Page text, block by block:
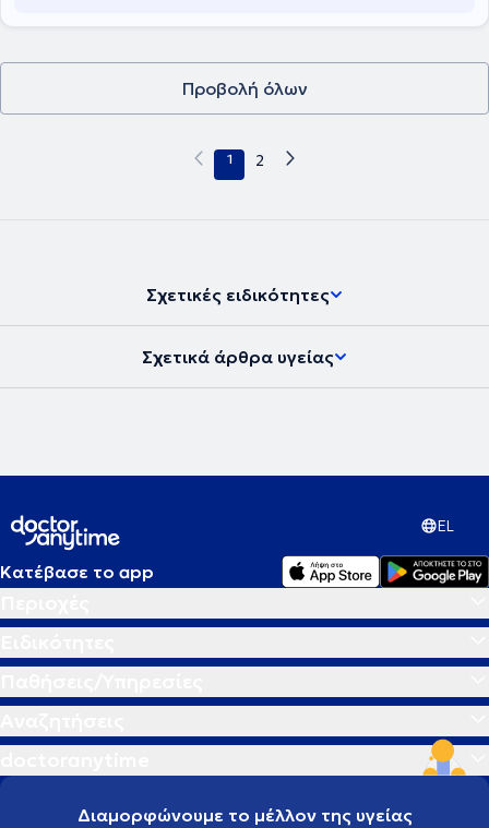
Προβολή όλων
1 2
Σχετικές ειδικότητες
Σχετικά άρθρα υγείας
EL
Κατέβασε το app
Διαμορφώνουμε το μέλλον της υγείας